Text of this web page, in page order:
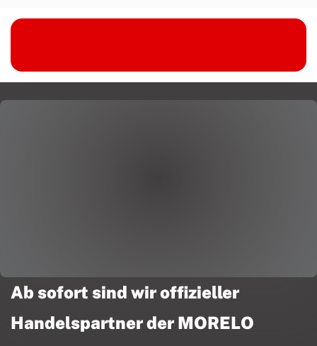
Ab sofort sind wir offizieller
Handelspartner der MORELO